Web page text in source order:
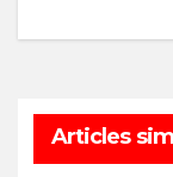
Articles